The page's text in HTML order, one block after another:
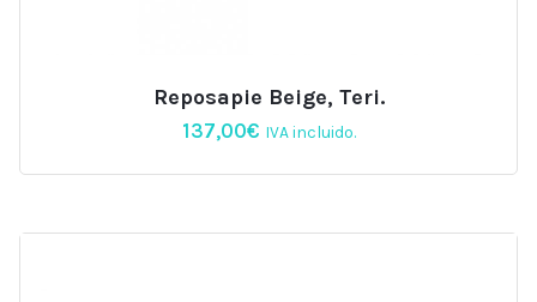
Reposapie Beige, Teri.
137,00€ IVA incluido.